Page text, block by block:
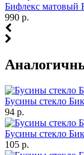
Бифлекс матовый
990 р.
Бусины стекло
94 р.
Бусины стекло
105 р.